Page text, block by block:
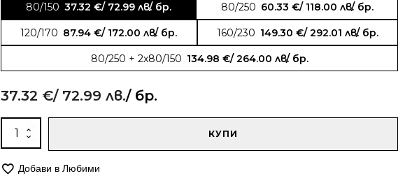
80/150 37.32 €/ 72.99 лв./ бр. 80/250 60.33 €/ 118.00 лв./ бр.
120/170 87.94€/ 172.00 лв./ бр. 160/230 149.30 €/ 292.01 лв./ бр.
80/250 + 2х80/150 134.98 €/ 264.00 лв./ бр.
37.32 €/ 72.99 лв./ бр.
количество
за
КУПИ
Добави в Любими